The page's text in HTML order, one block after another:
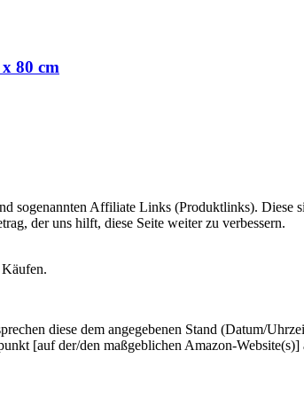
80 cm
sogenannten Affiliate Links (Produktlinks).
der uns hilft, diese Seite weiter zu verbessern.
diese dem angegebenen Stand (Datum/
[auf der/den maßgeblichen Amazon-Website(s)]